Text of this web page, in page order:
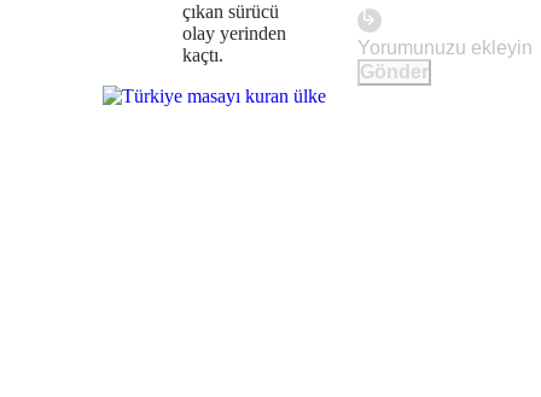
çıkan sürücü
olay yerinden
kaçtı.
Gönder